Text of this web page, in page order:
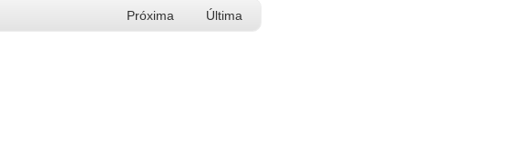
Próxima Última